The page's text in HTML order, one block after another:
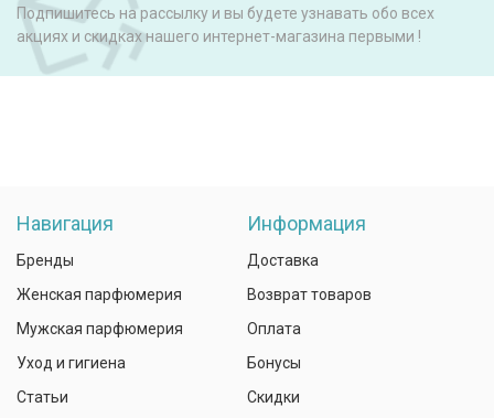
Подпишитесь на рассылку и вы будете узнавать обо всех
акциях и скидках нашего интернет-магазина первыми !
Навигация
Бренды
Женская парфюмерия
Мужская парфюмерия
Уход и гигиена
Статьи
Информация
Доставка
Возврат товаров
Оплата
Бонусы
Скидки